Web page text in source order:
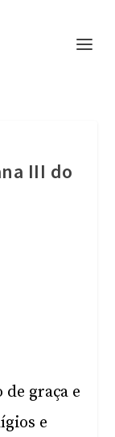
III do
de graça e
e